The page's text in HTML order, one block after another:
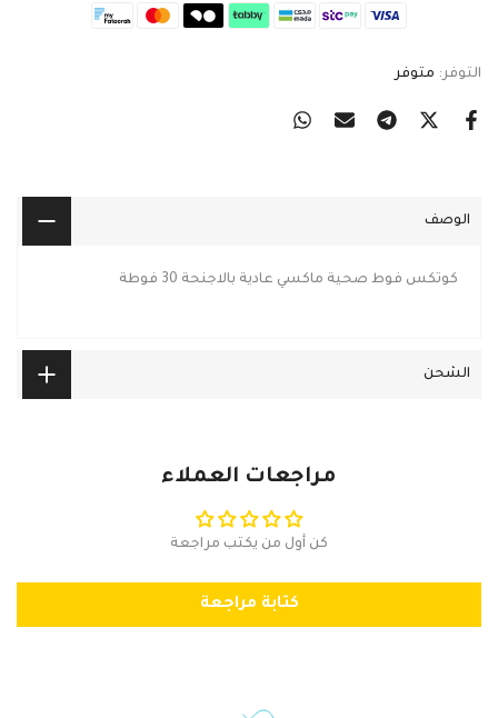
التوفر: متوفر
الوصف
كوتكس فوط صحية ماكسي عادية بالاجنحة 30 فوطة
الشحن
مراجعات العملاء
كن أول من يكتب مراجعة
كتابة مراجعة